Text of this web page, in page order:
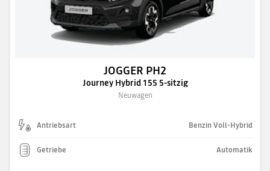
JOGGER PH2
Journey Hybrid 155 5-sitzig
Neuwagen
Antriebsart Benzin Voll-Hybrid
Getriebe Automatik